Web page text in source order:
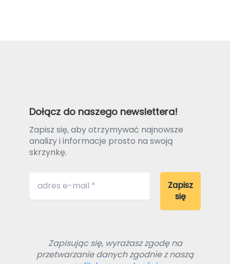
Dołącz do naszego newslettera!
Zapisz się, aby otrzymywać najnowsze
analizy i informacje prosto na swoją
skrzynkę.
Zapisując się, wyrażasz zgodę na
przetwarzanie danych zgodnie z naszą